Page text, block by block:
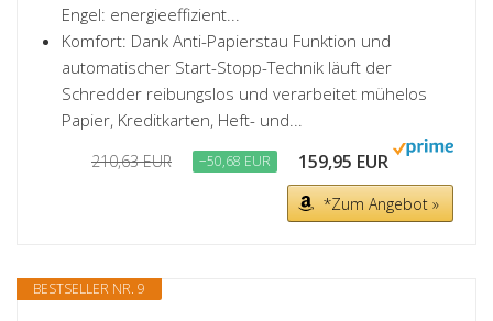
Engel: energieeffizient...
Komfort: Dank Anti-Papierstau Funktion und
automatischer Start-Stopp-Technik läuft der
Schredder reibungslos und verarbeitet mühelos
Papier, Kreditkarten, Heft- und...
210,63 EUR −50,68 EUR 159,95 EUR
*Zum Angebot »
BESTSELLER NR. 9